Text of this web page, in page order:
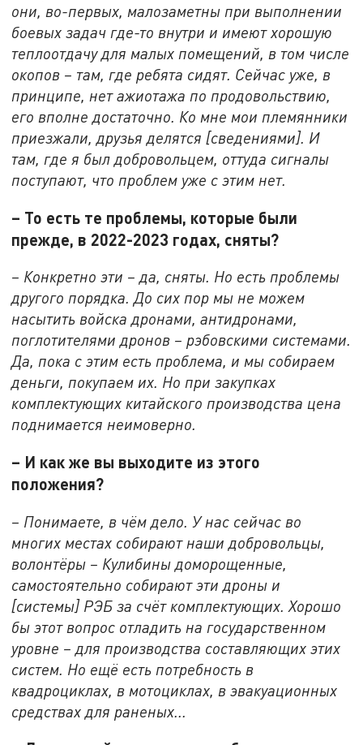
они, во-первых, малозаметны при выполнении
боевых задач где-то внутри и имеют хорошую
теплоотдачу для малых помещений, в том числе
окопов – там, где ребята сидят. Сейчас уже, в
принципе, нет ажиотажа по продовольствию,
его вполне достаточно. Ко мне мои племянники
приезжали, друзья делятся [сведениями]. И
там, где я был добровольцем, оттуда сигналы
поступают, что проблем уже с этим нет.
– То есть те проблемы, которые были
прежде, в 2022-2023 годах, сняты?
– Конкретно эти – да, сняты. Но есть проблемы
другого порядка. До сих пор мы не можем
насытить войска дронами, антидронами,
поглотителями дронов – рэбовскими системами.
Да, пока с этим есть проблема, и мы собираем
деньги, покупаем их. Но при закупках
комплектующих китайского производства цена
поднимается неимоверно.
– И как же вы выходите из этого
положения?
– Понимаете, в чём дело. У нас сейчас во
многих местах собирают наши добровольцы,
волонтёры – Кулибины доморощенные,
самостоятельно собирают эти дроны и
[системы] РЭБ за счёт комплектующих. Хорошо
бы этот вопрос отладить на государственном
уровне – для производства составляющих этих
систем. Но ещё есть потребность в
квадроциклах, в мотоциклах, в эвакуационных
средствах для раненых...